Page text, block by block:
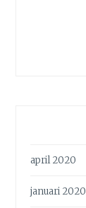
april 2020
januari 2020